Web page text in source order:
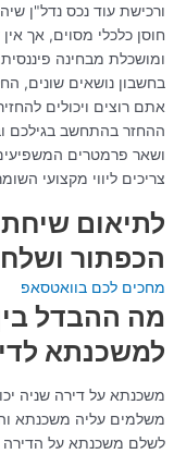
ורכישת עוד נכס נדל"ן
חוסן כלכלי מסוים, אך
ומושכלת מבחינה
בחשבון נושאים שונים,
אתם רוצים ויכולים
ההחזר בהתחשב בגילכם
ושאר פרמטרים
צריכים ליווי מקצועי
לתיאום שיחת
הכפתור
מחכים לכם בוואטסאפ
מה ההבדל
למשכנתא
משכנתא על דירה שניה
משלמים עליה משכנתא
לשלם משכנתא על הדירה